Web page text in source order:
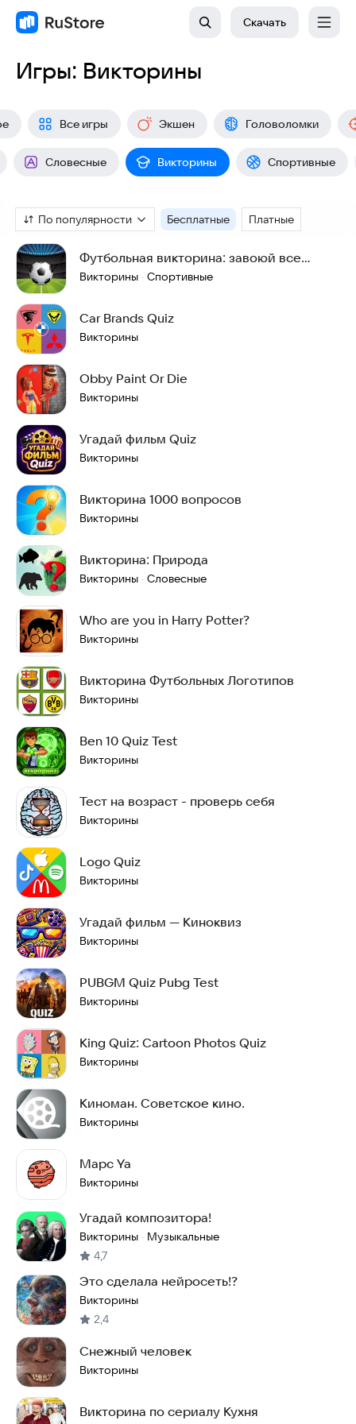
Скачать
Игры: Викторины
Все игры Экшен Головоломки
Словесные Викторины Спортивные
По популярности Бесплатные Платные
Футбольная викторина: завоюй все
кубки!
Викторины · Спортивные
Car Brands Quiz
Викторины
Obby Paint Or Die
Викторины
Угадай фильм Quiz
Викторины
Викторина 1000 вопросов
Викторины
Викторина: Природа
Викторины · Словесные
Who are you in Harry Potter?
Викторины
Викторина Футбольных Логотипов
Викторины
Ben 10 Quiz Test
Викторины
Тест на возраст - проверь себя
Викторины
Logo Quiz
Викторины
Угадай фильм — Киноквиз
Викторины
PUBGM Quiz Pubg Test
Викторины
King Quiz: Cartoon Photos Quiz
Викторины
Киноман. Советское кино.
Викторины
Марс Ya
Викторины
Угадай композитора!
Викторины · Музыкальные
4,7
Это сделала нейросеть!?
Викторины
2,4
Снежный человек
Викторины
Викторина по сериалу Кухня